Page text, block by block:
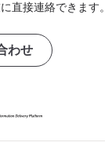
直接連絡できます。
わせ